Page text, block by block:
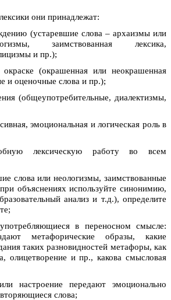
они принадлежат:
(устаревшие слова – архаизмы или
заимствованная лексика,
и пр.);
(окрашенная или неокрашенная
и оценочные слова и пр.);
(общеупотребительные, диалектизмы,
эмоциональная и логическая роль в
лексическую работу во всем
слова или неологизмы, заимствованные
объяснениях используйте синонимию,
анализ и т.д.), определите
в переносном смысле:
метафорические образы, какие
таких разновидностей метафоры, как
олицетворение и пр., какова смысловая
настроение передают эмоционально
слова;